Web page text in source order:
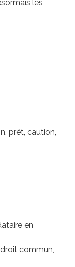
les
prêt, caution,
en
commun,